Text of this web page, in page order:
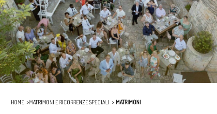
HOME MATRIMONI E RICORRENZE SPECIALI MATRIMONI